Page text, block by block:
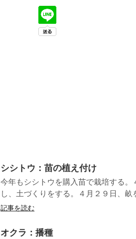
シシトウ：苗の植え付け
今年もシシトウを購入苗で栽培する
し、土づくりをする。４月２９日、
記事を読む
オクラ：播種